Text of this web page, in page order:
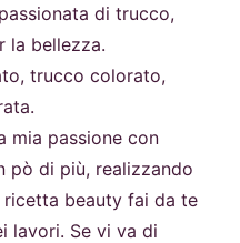
di trucco,
la bellezza.
trucco colorato,
mia passione con
pò di più, realizzando
beauty fai da te
lavori. Se vi va di